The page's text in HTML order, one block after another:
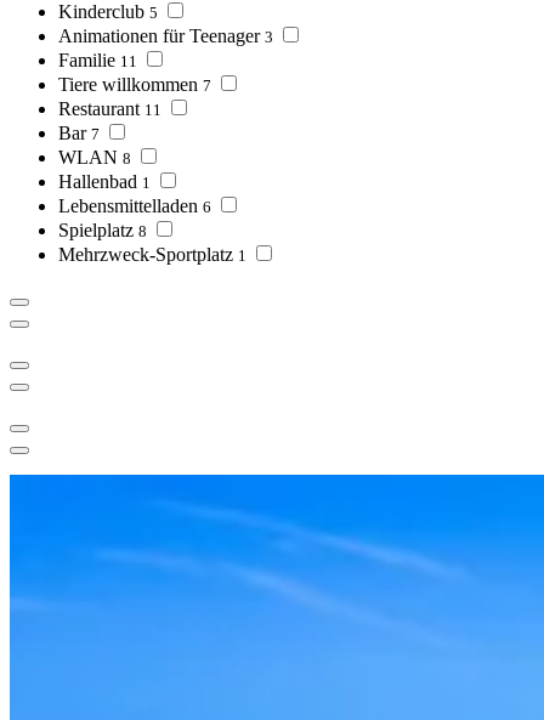
Kinderclub 5
Animationen für Teenager 3
Familie 11
Tiere willkommen 7
Restaurant 11
Bar 7
WLAN 8
Hallenbad 1
Lebensmittelladen 6
Spielplatz 8
Mehrzweck-Sportplatz 1